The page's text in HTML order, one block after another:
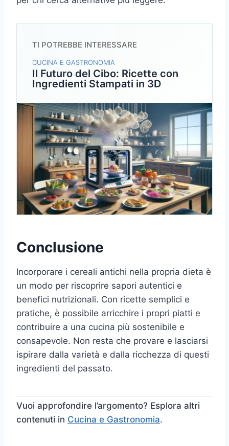
TI POTREBBE INTERESSARE
CUCINA E GASTRONOMIA
Il Futuro del Cibo: Ricette con
Ingredienti Stampati in 3D
Conclusione
Incorporare i cereali antichi nella propria dieta è
un modo per riscoprire sapori autentici e
benefici nutrizionali. Con ricette semplici e
pratiche, è possibile arricchire i propri piatti e
contribuire a una cucina più sostenibile e
consapevole. Non resta che provare e lasciarsi
ispirare dalla varietà e dalla ricchezza di questi
ingredienti del passato.
Vuoi approfondire l’argomento? Esplora altri
contenuti in Cucina e Gastronomia.